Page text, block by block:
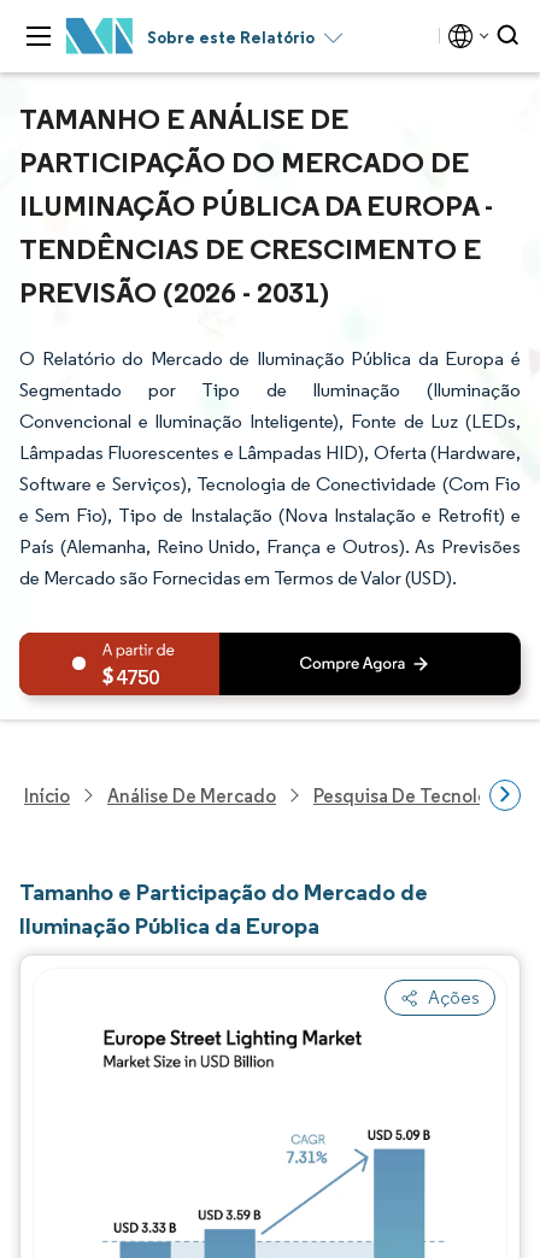
Sobre este Relatório
TAMANHO E ANÁLISE DE
PARTICIPAÇÃO DO MERCADO DE
ILUMINAÇÃO PÚBLICA DA EUROPA -
TENDÊNCIAS DE CRESCIMENTO E
PREVISÃO (2026 - 2031)
O Relatório do Mercado de Iluminação Pública da Europa é
Segmentado por Tipo de Iluminação (Iluminação
Convencional e Iluminação Inteligente), Fonte de Luz (LEDs,
Lâmpadas Fluorescentes e Lâmpadas HID), Oferta (Hardware,
Software e Serviços), Tecnologia de Conectividade (Com Fio
e Sem Fio), Tipo de Instalação (Nova Instalação e Retrofit) e
País (Alemanha, Reino Unido, França e Outros). As Previsões
de Mercado são Fornecidas em Termos de Valor (USD).
4750
Início Análise De Mercado Pesquisa De Tecnologia,
Tamanho e Participação do Mercado de
Iluminação Pública da Europa
Ações